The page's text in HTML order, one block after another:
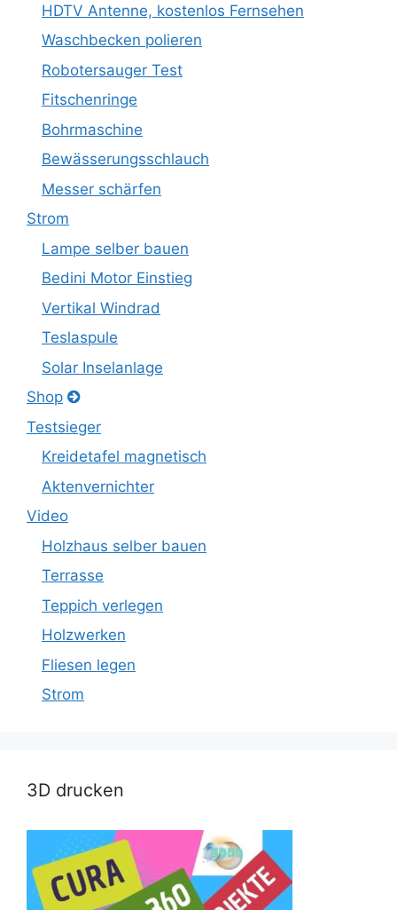
HDTV Antenne, kostenlos Fernsehen
Waschbecken polieren
Robotersauger Test
Fitschenringe
Bohrmaschine
Bewässerungsschlauch
Messer schärfen
Strom
Lampe selber bauen
Bedini Motor Einstieg
Vertikal Windrad
Teslaspule
Solar Inselanlage
Shop
Testsieger
Kreidetafel magnetisch
Aktenvernichter
Video
Holzhaus selber bauen
Terrasse
Teppich verlegen
Holzwerken
Fliesen legen
Strom
3D drucken